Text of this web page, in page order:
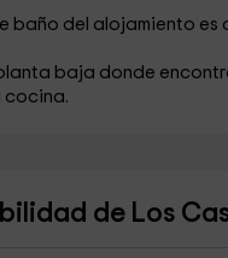
baño del alojamiento
baja donde
cocina.
de Los